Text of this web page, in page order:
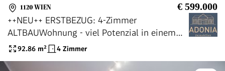
1120 WIEN € 599.000
++NEU++ ERSTBEZUG: 4-Zimmer
ALTBAUWohnung - viel Potenzial in einem
fantastischem Haus
92.86 m² 4 Zimmer